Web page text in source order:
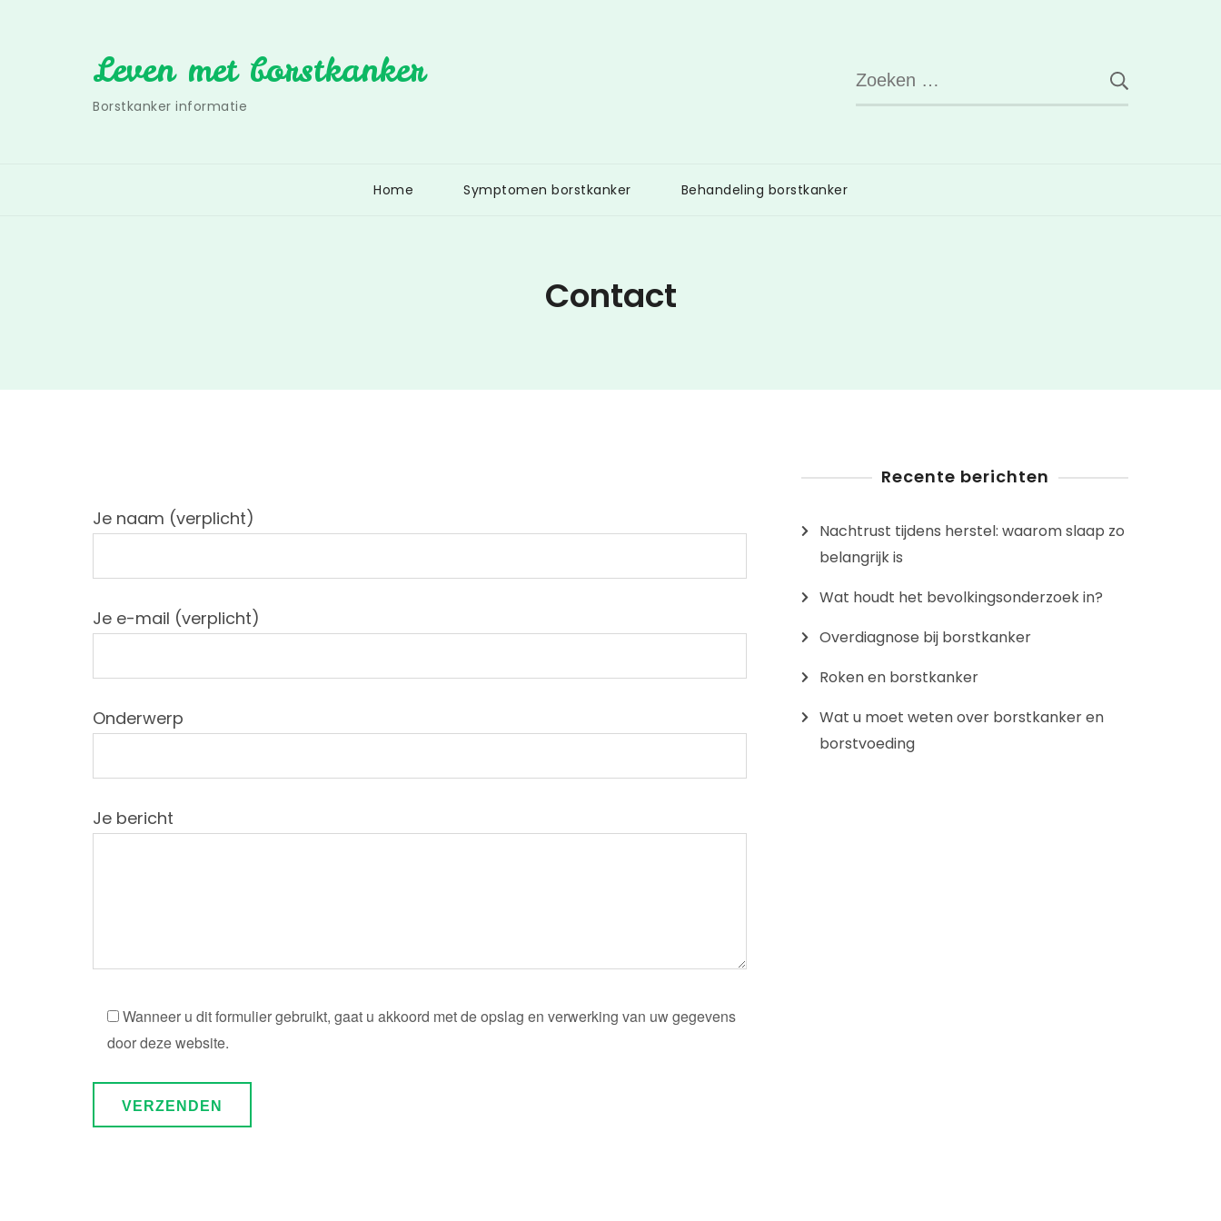
Leven met borstkanker
Borstkanker informatie
Zoeken
naar:
Home Symptomen borstkanker Behandeling borstkanker
Contact
Je naam (verplicht)
Je e-mail (verplicht)
Onderwerp
Je bericht
Wanneer u dit formulier gebruikt, gaat u akkoord met de opslag en verwerking van uw gegevens
door deze website.
Recente berichten
Nachtrust tijdens herstel: waarom slaap zo
belangrijk is
Wat houdt het bevolkingsonderzoek in?
Overdiagnose bij borstkanker
Roken en borstkanker
Wat u moet weten over borstkanker en
borstvoeding